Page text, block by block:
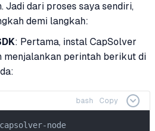
Jadi dari proses saya sendiri,
demi langkah:
: Pertama, instal CapSolver
menjalankan perintah berikut di
bash Copy
node